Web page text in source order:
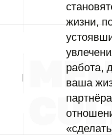
жизни,
работа,
ваша